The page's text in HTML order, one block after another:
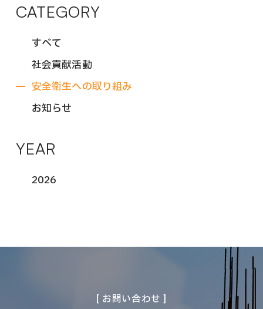
CATEGORY
すべて
社会貢献活動
安全衛生への取り組み
お知らせ
YEAR
2026
[ お問い合わせ ]